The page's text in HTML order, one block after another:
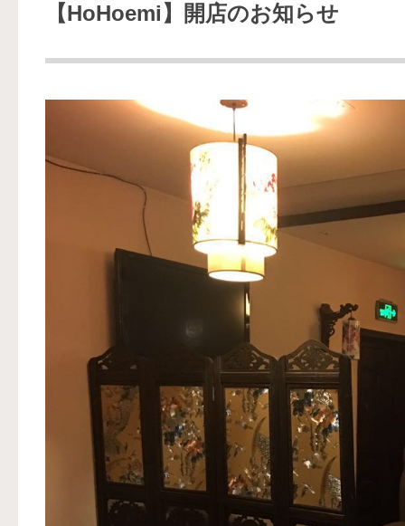
【HoHoemi】開店のお知らせ